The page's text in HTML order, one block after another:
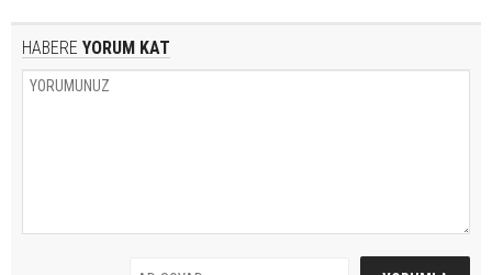
HABERE YORUM KAT